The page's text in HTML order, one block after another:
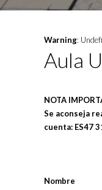
Warning:
Aula
NOTA
Se aconseja
cuenta: ES47
Nombre